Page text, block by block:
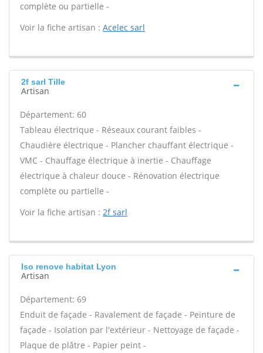
complète ou partielle -
Voir la fiche artisan : Acelec sarl
2f sarl Tille
Artisan
Département: 60
Tableau électrique - Réseaux courant faibles -
Chaudière électrique - Plancher chauffant électrique -
VMC - Chauffage électrique à inertie - Chauffage
électrique à chaleur douce - Rénovation électrique
complète ou partielle -
Voir la fiche artisan : 2f sarl
Iso renove habitat Lyon
Artisan
Département: 69
Enduit de façade - Ravalement de façade - Peinture de
façade - Isolation par l'extérieur - Nettoyage de façade -
Plaque de plâtre - Papier peint -